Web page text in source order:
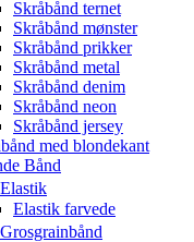
Skråbånd ternet
Skråbånd mønster
Skråbånd prikker
Skråbånd metal
Skråbånd denim
Skråbånd neon
Skråbånd jersey
med blondekant
Bånd
Elastik
Elastik farvede
Grosgrainbånd